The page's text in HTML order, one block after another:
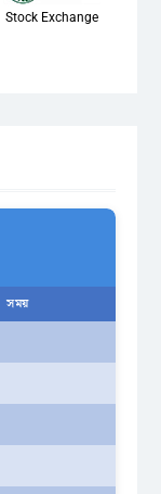
Stock Exchange
সময়